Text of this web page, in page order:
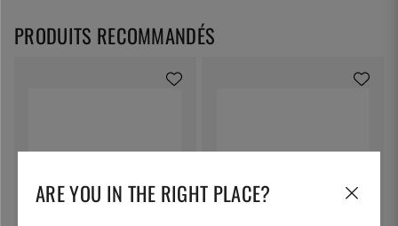
PRODUITS RECOMMANDÉS
ARE YOU IN THE RIGHT PLACE?